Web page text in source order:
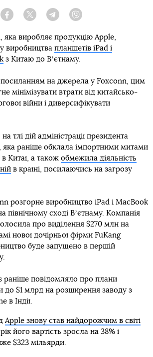
Facebook Twitter Telegram
яка виробляє продукцію Apple,
виробництва планшетів iPad і
з Китаю до Вʼєтнаму.
посиланням на джерела у Foxconn, цим
мінімізувати втрати від китайсько-
війни і диверсифікувати
тлі дій адміністрації президента
раніше обклала імпортними митами
Китаї, а також обмежила діяльність
в країні, посилаючись на загрозу
розгорне виробництво iPad і MacBook
північному сході Вʼєтнаму. Компанія
про виділення $270 млн на
нової дочірньої фірми FuKang
буде запущено в першій
раніше повідомляло про плани
до $1 млрд на розширення заводу з
в Індії.
Apple знову став найдорожчим в світі
його вартість зросла на 38% і
$323 мільярди.